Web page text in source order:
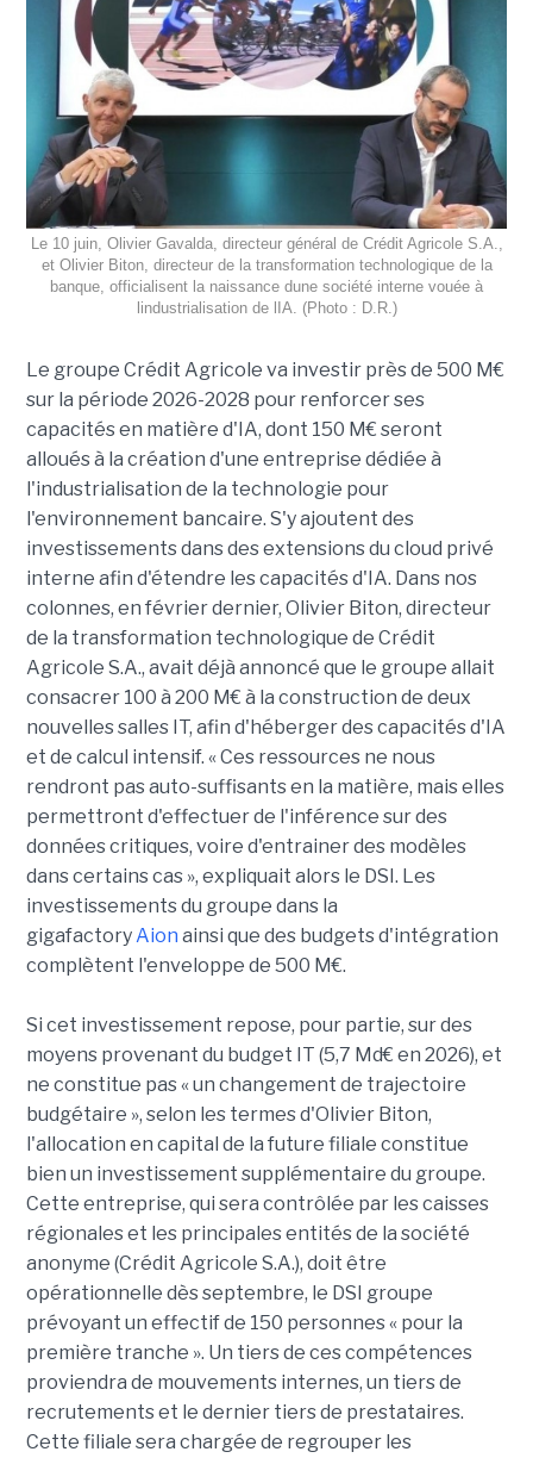
Le 10 juin, Olivier Gavalda, directeur général de Crédit Agricole S.A.,
et Olivier Biton, directeur de la transformation technologique de la
banque, officialisent la naissance dune société interne vouée à
lindustrialisation de lIA. (Photo : D.R.)
Le groupe Crédit Agricole va investir près de 500 M€
sur la période 2026-2028 pour renforcer ses
capacités en matière d'IA, dont 150 M€ seront
alloués à la création d'une entreprise dédiée à
l'industrialisation de la technologie pour
l'environnement bancaire. S'y ajoutent des
investissements dans des extensions du cloud privé
interne afin d'étendre les capacités d'IA. Dans nos
colonnes, en février dernier, Olivier Biton, directeur
de la transformation technologique de Crédit
Agricole S.A., avait déjà annoncé que le groupe allait
consacrer 100 à 200 M€ à la construction de deux
nouvelles salles IT, afin d'héberger des capacités d'IA
et de calcul intensif. « Ces ressources ne nous
rendront pas auto-suffisants en la matière, mais elles
permettront d'effectuer de l'inférence sur des
données critiques, voire d'entrainer des modèles
dans certains cas », expliquait alors le DSI. Les
investissements du groupe dans la
gigafactoryAion ainsi que des budgets d'intégration
complètent l'enveloppe de 500 M€.
Si cet investissement repose, pour partie, sur des
moyens provenant du budget IT (5,7 Md€ en 2026), et
ne constitue pas « un changement de trajectoire
budgétaire », selon les termes d'Olivier Biton,
l'allocation en capital de la future filiale constitue
bien un investissement supplémentaire du groupe.
Cette entreprise, qui sera contrôlée par les caisses
régionales et les principales entités de la société
anonyme (Crédit Agricole S.A.), doit être
opérationnelle dès septembre, le DSI groupe
prévoyant un effectif de 150 personnes « pour la
première tranche ». Un tiers de ces compétences
proviendra de mouvements internes, un tiers de
recrutements et le dernier tiers de prestataires.
Cette filiale sera chargée de regrouper les